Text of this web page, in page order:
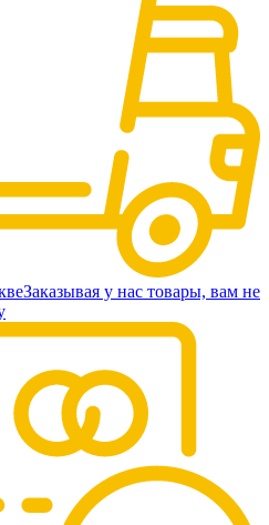
Заказывая у нас товары, вам не